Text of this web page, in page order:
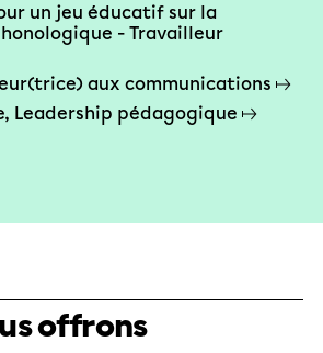
un jeu éducatif sur la
- Travailleur
aux communications
Leadership pédagogique
offrons